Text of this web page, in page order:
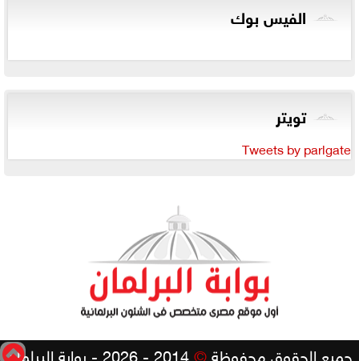
الفيس بوك
تويتر
Tweets by parlgate
جميع الحقوق محفوظة©